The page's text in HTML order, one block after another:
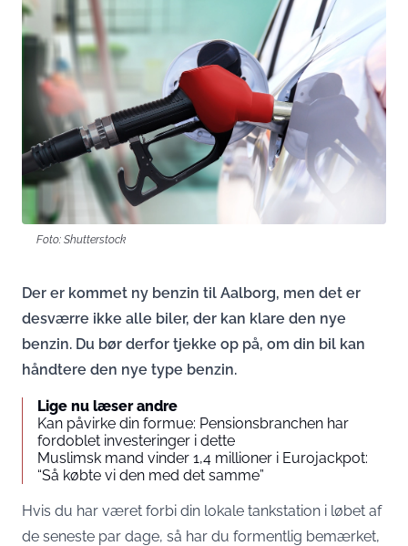
Foto: Shutterstock
Der er kommet ny benzin til Aalborg, men det er
desværre ikke alle biler, der kan klare den nye
benzin. Du bør derfor tjekke op på, om din bil kan
håndtere den nye type benzin.
Lige nu læser andre
Kan påvirke din formue: Pensionsbranchen har
fordoblet investeringer i dette
Muslimsk mand vinder 1,4 millioner i Eurojackpot:
“Så købte vi den med det samme”
Hvis du har været forbi din lokale tankstation i løbet af
de seneste par dage, så har du formentlig bemærket,